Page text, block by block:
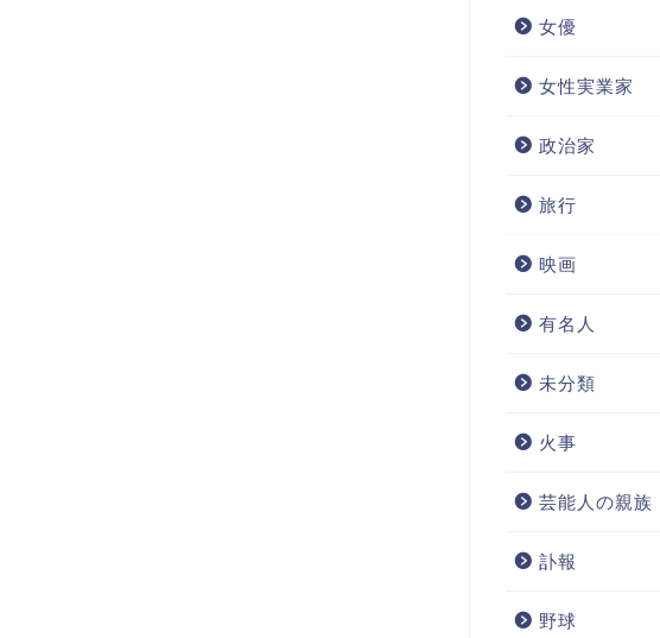
女優
女性実業家
政治家
旅行
映画
有名人
未分類
火事
芸能人の親族
訃報
野球